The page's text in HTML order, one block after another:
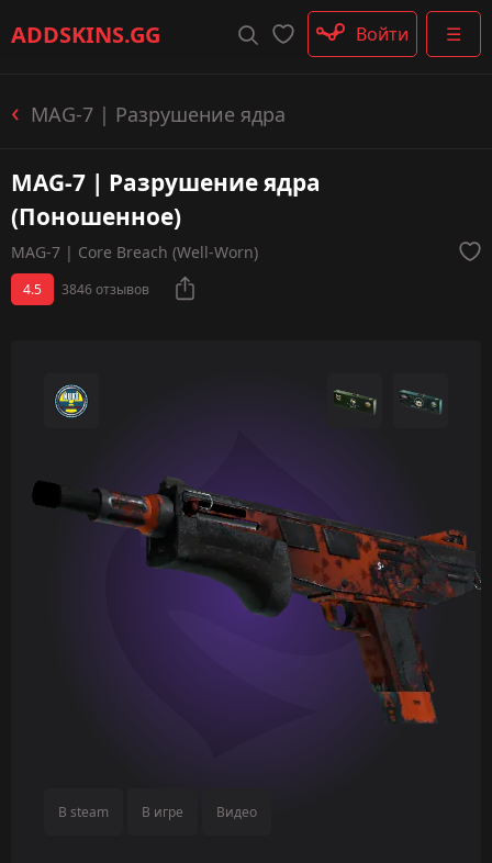
ADDSKINS.GG ☰
Пистолеты-пулемёты
Перчатки
Войти
MAG-7 | Разрушение ядра
MAG-7 | Разрушение ядра
(Поношенное)
MAG-7 | Core Breach (Well-Worn)
4.5 3846 отзывов
В steam В игре Видео